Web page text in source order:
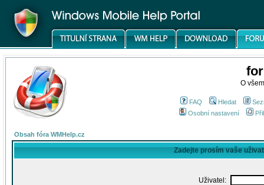
O
FAQ Hledat
Osobní nastavení
Obsah fóra WMHelp.cz
Zadejte prosím vaše
Uživatel: